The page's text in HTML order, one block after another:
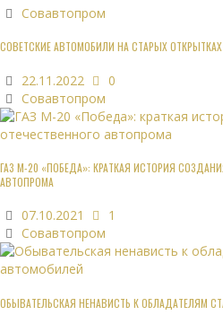
Совавтопром
СОВЕТСКИЕ АВТОМОБИЛИ НА СТАРЫХ
22.11.2022
0
Совавтопром
ГАЗ М-20 «ПОБЕДА»: КРАТКАЯ ИСТОРИЯ
АВТОПРОМА
07.10.2021
1
Совавтопром
ОБЫВАТЕЛЬСКАЯ НЕНАВИСТЬ К ОБЛАДАТЕЛЯМ